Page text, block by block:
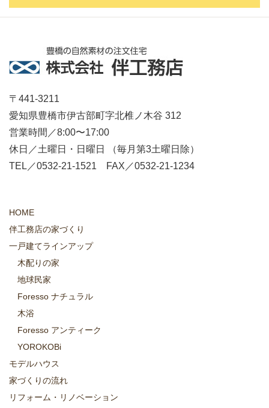
〒441-3211
愛知県豊橋市伊古部町字北椎ノ木谷 312
営業時間／8:00〜17:00
休日／土曜日・日曜日 （毎月第3土曜日除）
TEL／0532-21-1521 FAX／0532-21-1234
HOME
伴工務店の家づくり
一戸建てラインアップ
木配りの家
地球民家
Foresso ナチュラル
木浴
Foresso アンティーク
YOROKOBi
モデルハウス
家づくりの流れ
リフォーム・リノベーション